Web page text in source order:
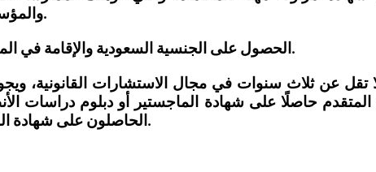
والمؤسسات الحكومية والخاصة.
5. الحصول على الجنسية السعودية والإقامة في المملكة العربية السعودية.
الحاصلون على شهادة الدكتوراه من شرط الخبرة.